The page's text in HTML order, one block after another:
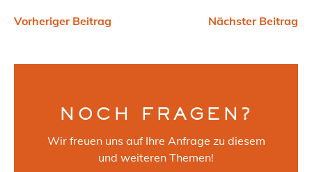
Vorheriger Beitrag Nächster Beitrag
NOCH FRAGEN?
Wir freuen uns auf Ihre Anfrage zu diesem
und weiteren Themen!